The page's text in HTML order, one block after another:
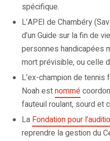
spécifique.
L’APEI de Chambéry
d’un Guide sur la fin de
personnes handicapées
mort prévisible, ou celle
L’ex-champion de tennis
Noah estnommé
fauteuil roulant, sourd et
La Fondation pour
reprendre la gestion du